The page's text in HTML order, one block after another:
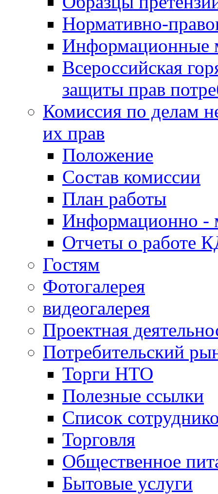
Нормативно-
Информационные
Всероссийская
защиты прав
Комиссия по делам
их прав
Положение
Состав комиссии
План работы
Информационно -
Отчеты о работе
Гостям
Фотогалерея
видеогалерея
Проектная
Потребительский
Торги НТО
Полезные ссылки
Список
Торговля
Общественное
Бытовые услуги